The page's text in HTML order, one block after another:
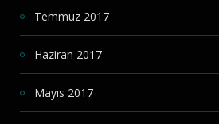
Temmuz 2017
Haziran 2017
Mayıs 2017